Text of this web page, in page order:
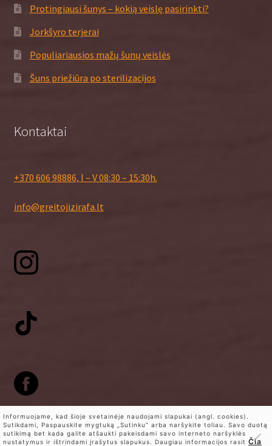
Protingiausi šunys – kokią veislę pasirinkti?
Jorkšyro terjerai
Populiariausios mažų šunų veislės
Šuns priežiūra po sterilizacijos
Kontaktai
+370 606 98886, I – V 08:30 – 15:30h.
info@greitojizirafa.lt
0
Informuojame, kad šioje svetainėje naudojami slapukai (angl. cookies).
Sutikdami, Paspauskite mygtuką „Sutinku“ arba naršykite toliau. Savo duotą
sutikimą bet kada galite atšaukti pakeisdami savo interneto naršyklės
nustatymus ir ištrindami įrašytus slapukus. Daugiau informacijos rasit Čia